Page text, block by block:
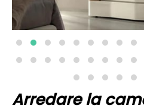
Arredare la